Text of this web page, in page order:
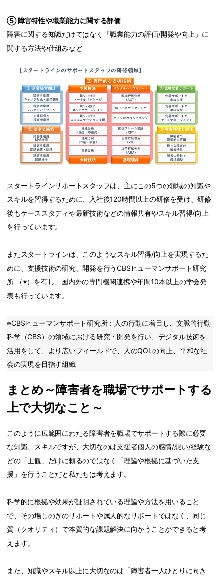
⑤ 障害特性や職業能力に関する評価
障害に関する知識だけではなく「職業能力の評価/開発や向上」に
関する方法や仕組みなど
スタートラインサポートスタッフは、主にこの5つの領域の知識や
スキルを習得するために、入社後120時間以上の研修を受け、研修
後もケーススタディや最新技術などの情報共有やスキル習得/向上
を行っています。
またスタートラインは、このようなスキル習得/向上を実現するた
めに、支援技術の研究、開発を行うCBSヒューマンサポート研究
所 （※）を有し、国内外の専門機関連携や年間10本以上の学会発
表も行っています。
※CBSヒューマンサポート研究所：人の行動に着目し、文脈的行動
科学（CBS）の領域における研究・開発を行い、デジタル技術を
活用をして、より広いフィールドで、人のQOLの向上、平和な社
会の実現を目指す組織
まとめ～障害者を職場でサポートする
上で大切なこと～
このように広範囲にわたる障害者を職場でサポートする際に必要
な知識、スキルですが、大切なのは支援者個人の感情/想い/経験な
どの「主観」だけに頼るのではなく「理論や根拠に基づいた支
援」を行うことだと私たちは考えます。
科学的に根拠や効果が証明されている理論や方法を用いること
で、その場しのぎのサポートや属人的なサポートではなく、同じ
質（クオリティ）で本質的な課題解決に向かうことができると考
えます。
また、知識やスキル以上に大切なのは「障害者一人ひとりに向き